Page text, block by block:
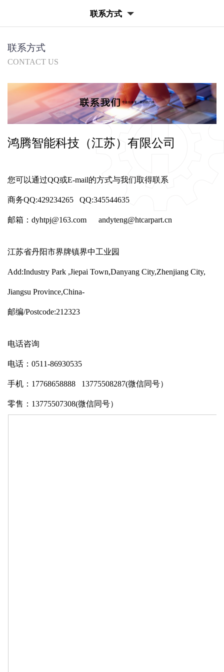
联系方式
联系方式
CONTACT US
鸿腾智能科技（江苏）有限公司
您可以通过QQ或E-mail的方式与我们取得联系
商务QQ:429234265 QQ:345544635
邮箱：dyhtpj@163.com andyteng@htcarpart.cn
江苏省丹阳市界牌镇界中工业园
Add:Industry Park ,Jiepai Town,Danyang City,Zhenjiang City,
Jiangsu Province,China-
邮编/Postcode:212323
电话咨询
电话：0511-86930535
手机：17768658888 13775508287(微信同号）
零售：13775507308(微信同号）